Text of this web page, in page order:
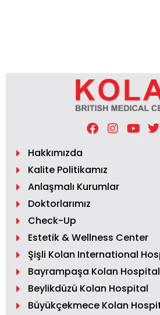
Hakkımızda
Kalite Politikamız
Anlaşmalı Kurumlar
Doktorlarımız
Check-Up
Estetik & Wellness Center
Şişli Kolan International
Bayrampaşa Kolan Hospital
Beylikdüzü Kolan Hospital
Büyükçekmece Kolan